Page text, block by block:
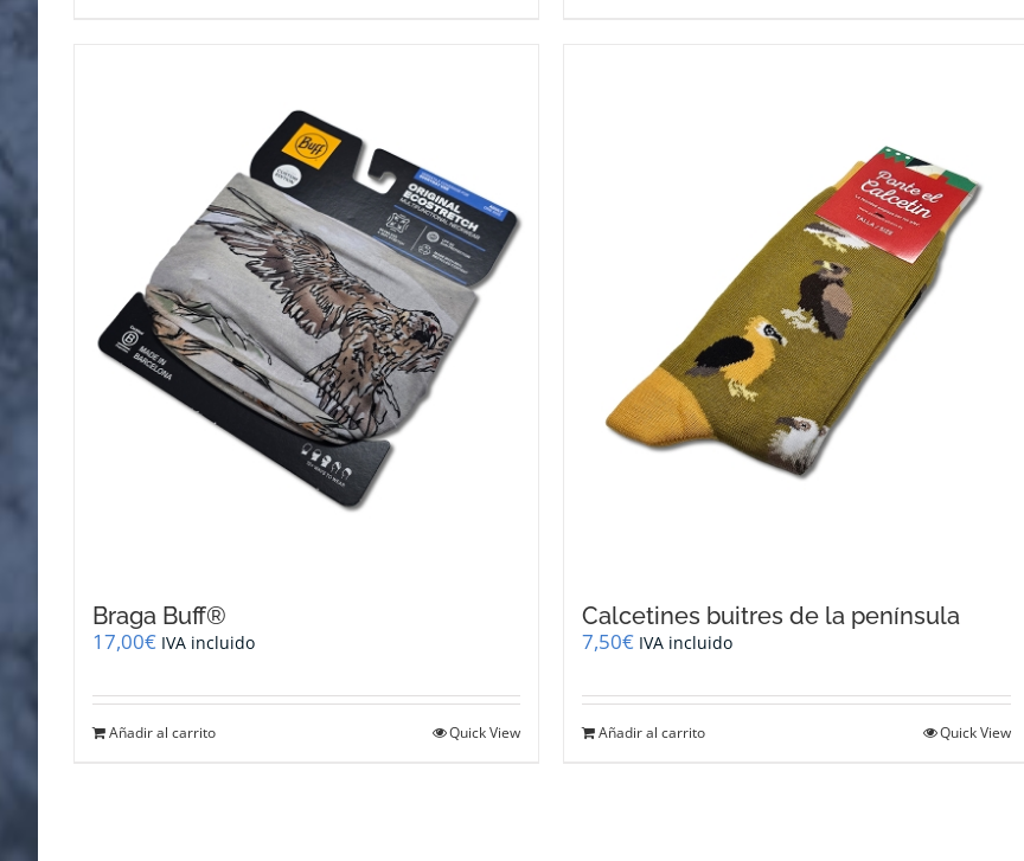
Braga Buff®
17,00€ IVA incluido
Añadir al carrito Quick View
Calcetines buitres de la península
7,50€ IVA incluido
Añadir al carrito Quick View